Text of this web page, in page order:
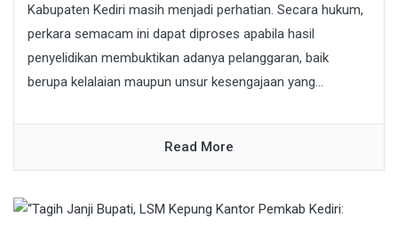
Kabupaten Kediri masih menjadi perhatian. Secara hukum,
perkara semacam ini dapat diproses apabila hasil
penyelidikan membuktikan adanya pelanggaran, baik
berupa kelalaian maupun unsur kesengajaan yang...
Read More